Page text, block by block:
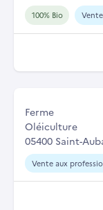
100% Bio
Ferme
Oléiculture
05400 Saint-
Vente aux